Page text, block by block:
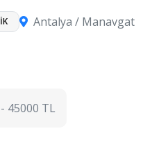
Antalya / Manavgat
45000 TL